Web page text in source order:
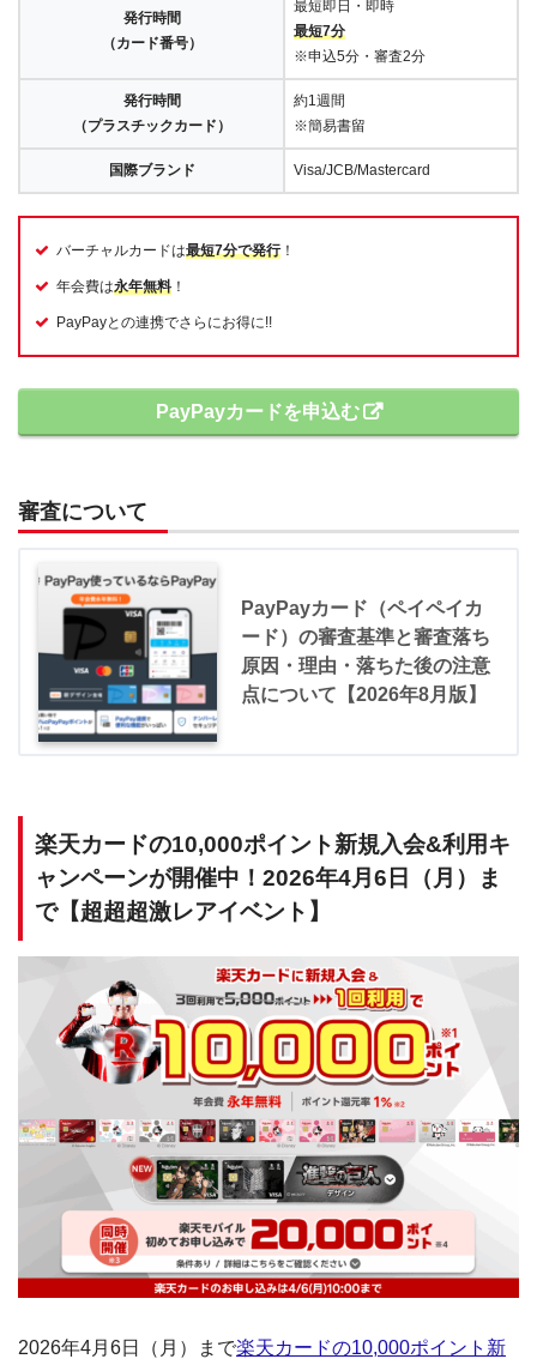
発行時間
（カード番号）
最短即日・即時
最短7分
※申込5分・審査2分
発行時間
（プラスチックカード）
約1週間
※簡易書留
国際ブランド Visa/JCB/Mastercard
バーチャルカードは最短7分で発行！
年会費は永年無料 ！
PayPayとの連携でさらにお得に!!
PayPayカードを申込む
審査について
PayPayカード（ペイペイカ
ード）の審査基準と審査落ち
原因・理由・落ちた後の注意
点について【2026年8月版】
楽天カードの10,000ポイント新規入会&利用キ
ャンペーンが開催中！2026年4月6日（月）ま
で【超超超激レアイベント】
2026年4月6日（月）まで楽天カードの10,000ポイント新